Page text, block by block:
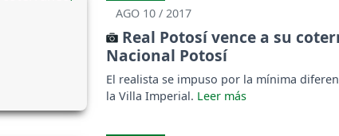
AGO 10 / 2017
Real Potosí vence a su
Nacional Potosí
El realista se impuso por la mínima
la Villa Imperial.